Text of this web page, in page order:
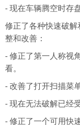
- 现在车辆腾空时存
修正了各种快速破
整和改善：
- 修正了第一人称视
看。
- 改善了打开扫描菜
- 现在无法破解已经
- 修正了一个可用快